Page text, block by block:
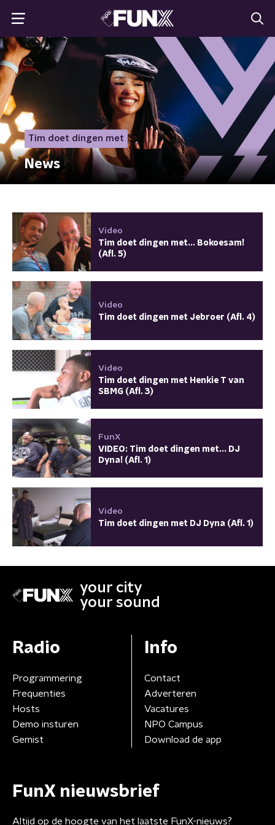
Tim doet dingen met
News
Video
Tim doet dingen met... Bokoesam!
(Afl. 5)
Video
Tim doet dingen met Jebroer (Afl. 4)
Video
Tim doet dingen met Henkie T van
SBMG (Afl. 3)
FunX
VIDEO: Tim doet dingen met... DJ
Dyna! (Afl. 1)
Video
Tim doet dingen met DJ Dyna (Afl. 1)
your city
your sound
Radio
Programmering
Frequenties
Hosts
Demo insturen
Gemist
Info
Contact
Adverteren
Vacatures
NPO Campus
Download de app
FunX nieuwsbrief
Altijd op de hoogte van het laatste FunX-nieuws?